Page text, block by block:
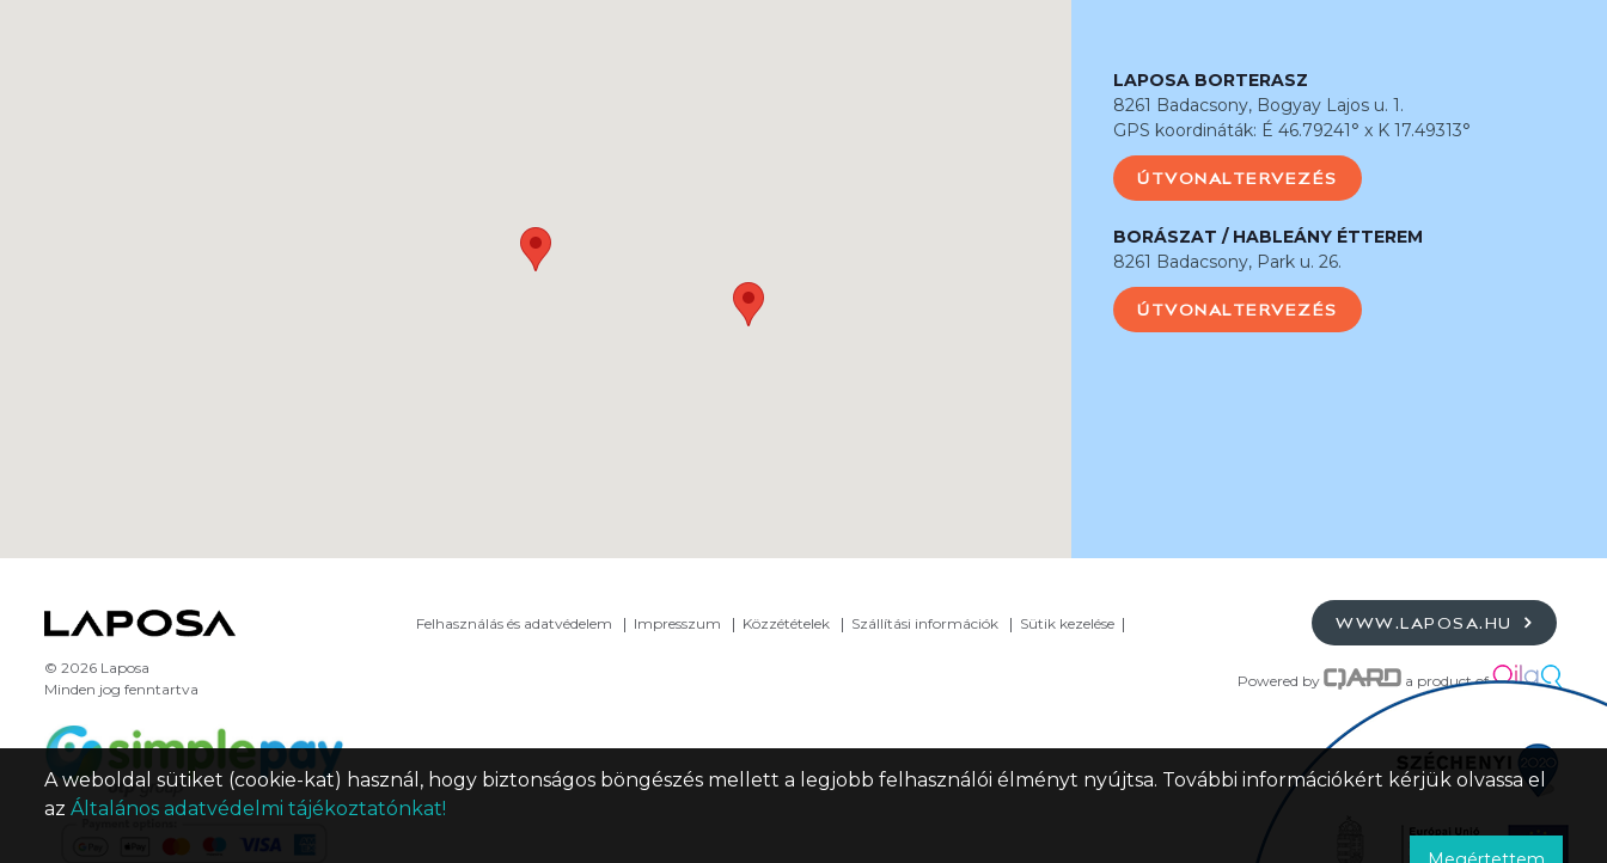
LAPOSA BORTERASZ
8261 Badacsony, Bogyay Lajos u. 1.
GPS koordináták: É 46.79241° x K 17.49313°
ÚTVONALTERVEZÉS
BORÁSZAT / HABLEÁNY ÉTTEREM
8261 Badacsony, Park u. 26.
ÚTVONALTERVEZÉS
Felhasználás és adatvédelem Impresszum Közzétételek Szállítási információk Sütik kezelése WWW.LAPOSA.HU
© 2026 Laposa
Minden jog fenntartva
Powered by a product of
A weboldal sütiket (cookie-kat) használ, hogy biztonságos böngészés mellett a legjobb felhasználói élményt nyújtsa. További információkért kérjük olvassa el
az Általános adatvédelmi tájékoztatónkat!